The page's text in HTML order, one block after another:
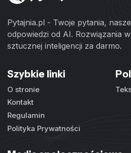
Pytajnia.pl - Twoje pytania,
odpowiedzi od AI. Rozwiązania
sztucznej inteligencji za darmo.
Szybkie linki
O stronie
Kontakt
Regulamin
Polityka Prywatności